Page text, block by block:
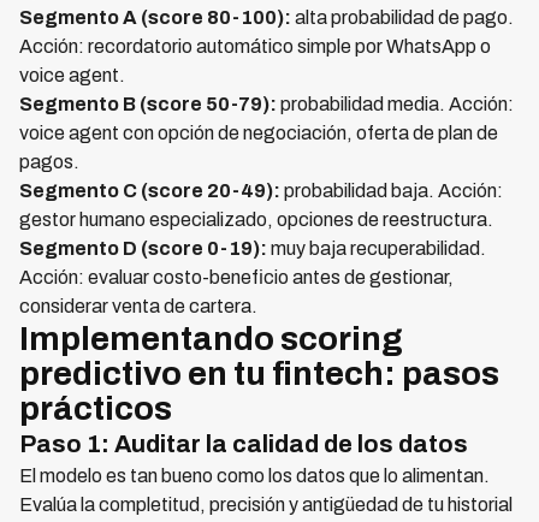
Segmento A (score 80-100): alta probabilidad de pago.
Acción: recordatorio automático simple por WhatsApp o
voice agent.
Segmento B (score 50-79): probabilidad media. Acción:
voice agent con opción de negociación, oferta de plan de
pagos.
Segmento C (score 20-49): probabilidad baja. Acción:
gestor humano especializado, opciones de reestructura.
Segmento D (score 0-19): muy baja recuperabilidad.
Acción: evaluar costo-beneficio antes de gestionar,
considerar venta de cartera.
Implementando scoring
predictivo en tu fintech: pasos
prácticos
Paso 1: Auditar la calidad de los datos
El modelo es tan bueno como los datos que lo alimentan.
Evalúa la completitud, precisión y antigüedad de tu historial